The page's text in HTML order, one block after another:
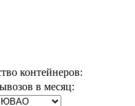
контейнеров:
в месяц: